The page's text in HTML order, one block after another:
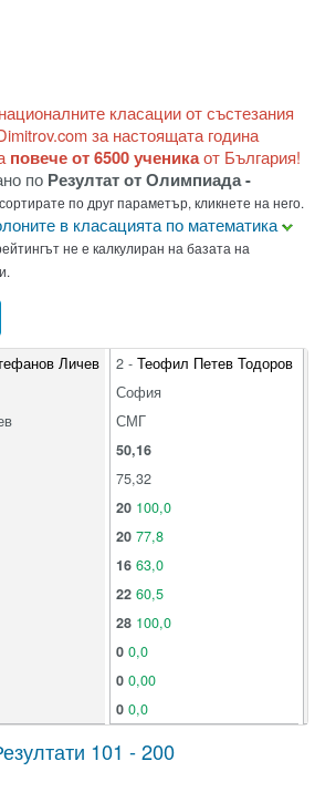
класации от състезания
за настоящата година
повече от 6500 ученикаот България!
по Резултат от Олимпиада -
по друг параметър, кликнете на него.
в класацията по математика
не е калкулиран на базата на
Личев
2 - Теофил Петев Тодоров
София
СМГ
50,16
75,32
20 100,0
20 77,8
16 63,0
22 60,5
28 100,0
0 0,0
0 0,00
0 0,0
101 - 200